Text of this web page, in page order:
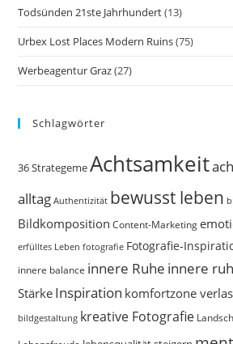
Todsünden 21ste Jahrhundert(13)
Urbex Lost Places Modern Ruins(75)
Werbeagentur Graz(27)
Schlagwörter
36 StrategemeAchtsamkeit
alltag Authentizität bewusst leben
Bildkomposition Content-Marketing
erfülltes Leben fotografie Fotografie-
innere balance innere Ruhe innere
Stärke Inspiration komfortzone
bildgestaltung kreative Fotografie